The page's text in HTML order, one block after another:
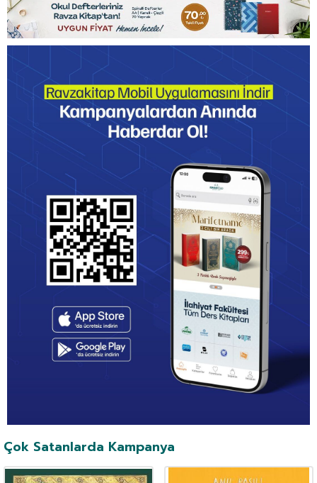
Çok Satanlarda Kampanya